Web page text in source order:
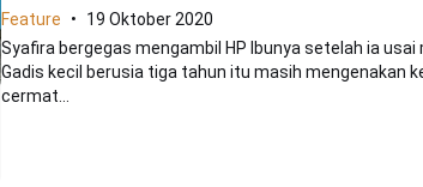
Feature
19 Oktober 2020
Syafira bergegas mengambil HP Ibunya setelah ia
Gadis kecil berusia tiga tahun itu masih mengenakan
cermat...